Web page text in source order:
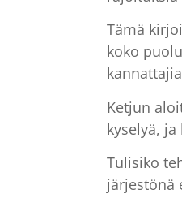
Tämä
koko
Ketjun
kyselyä,
Tulisiko
järjestönä